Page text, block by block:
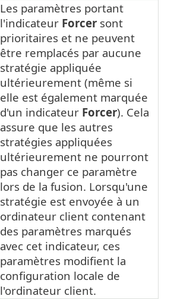
Les paramètres portant
l'indicateur Forcer sont
prioritaires et ne peuvent
être remplacés par aucune
stratégie appliquée
ultérieurement (même si
elle est également marquée
d'un indicateur Forcer). Cela
assure que les autres
stratégies appliquées
ultérieurement ne pourront
pas changer ce paramètre
lors de la fusion. Lorsqu'une
stratégie est envoyée à un
ordinateur client contenant
des paramètres marqués
avec cet indicateur, ces
paramètres modifient la
configuration locale de
l'ordinateur client.